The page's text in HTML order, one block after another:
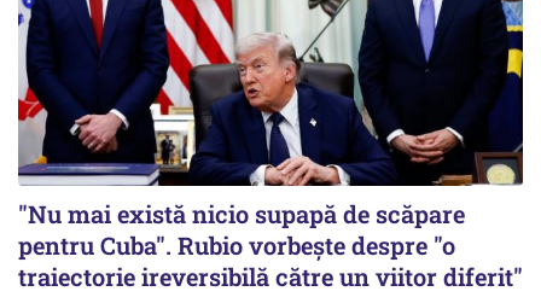
"Nu mai există nicio supapă de scăpare
pentru Cuba". Rubio vorbește despre "o
traiectorie ireversibilă către un viitor diferit"